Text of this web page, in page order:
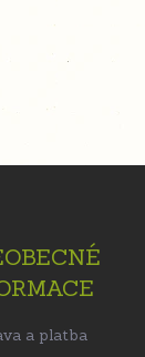
a platba